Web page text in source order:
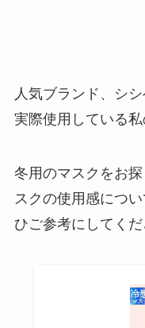
人気ブランド、シ
実際使用している私
冬用のマスクをお
スクの使用感につ
ひご参考にしてくだ